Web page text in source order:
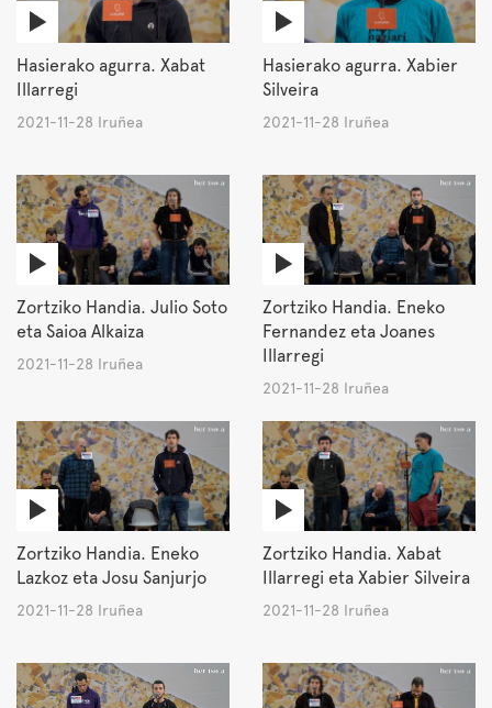
Hasierako agurra. Xabat
Illarregi
2021-11-28 Iruñea
Hasierako agurra. Xabier
Silveira
2021-11-28 Iruñea
Zortziko Handia. Julio Soto
eta Saioa Alkaiza
2021-11-28 Iruñea
Zortziko Handia. Eneko
Fernandez eta Joanes
Illarregi
2021-11-28 Iruñea
Zortziko Handia. Eneko
Lazkoz eta Josu Sanjurjo
2021-11-28 Iruñea
Zortziko Handia. Xabat
Illarregi eta Xabier Silveira
2021-11-28 Iruñea